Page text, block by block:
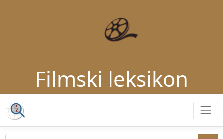
Filmski leksikon